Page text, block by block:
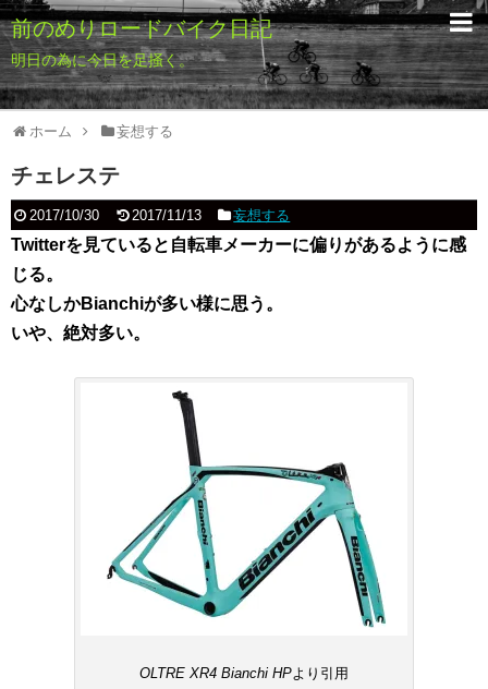
前のめりロードバイク日記
明日の為に今日を足掻く。
ホーム 妄想する
チェレステ
2017/10/30 2017/11/13 妄想する
Twitterを見ていると自転車メーカーに偏りがあるように感
じる。
心なしかBianchiが多い様に思う。
いや、絶対多い。
OLTRE XR4 Bianchi HPより引用